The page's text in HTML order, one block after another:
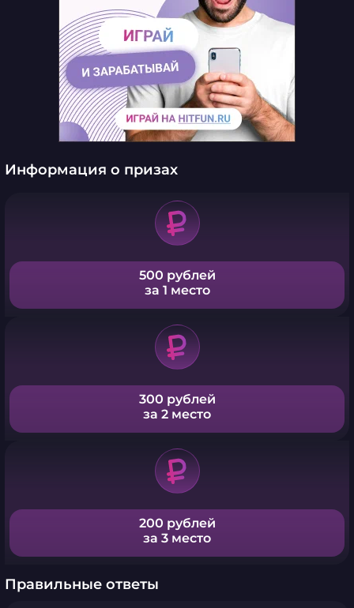
Информация о призах
500 рублей
за 1 место
300 рублей
за 2 место
200 рублей
за 3 место
Правильные ответы